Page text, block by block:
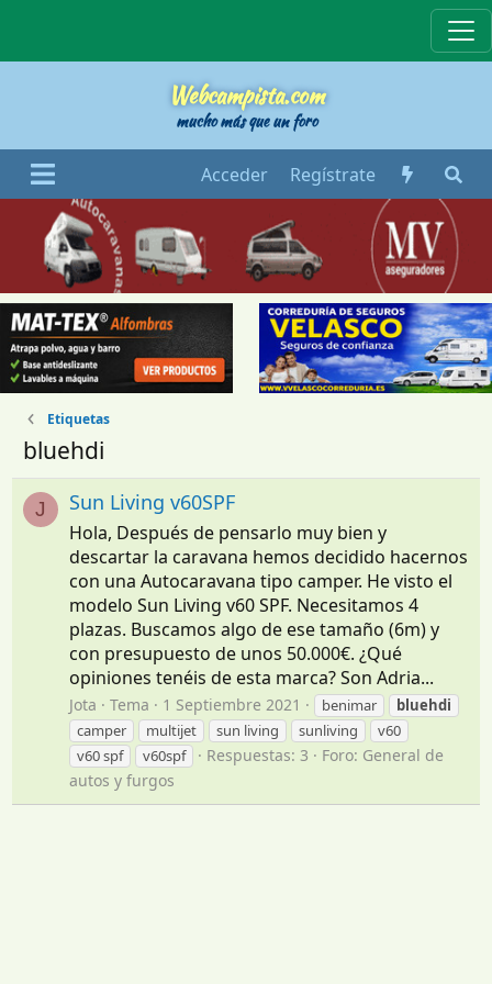
Webcampista.com
mucho más que un foro
Acceder Regístrate
Etiquetas
bluehdi
J Sun Living v60SPF
Hola, Después de pensarlo muy bien y
descartar la caravana hemos decidido hacernos
con una Autocaravana tipo camper. He visto el
modelo Sun Living v60 SPF. Necesitamos 4
plazas. Buscamos algo de ese tamaño (6m) y
con presupuesto de unos 50.000€. ¿Qué
opiniones tenéis de esta marca? Son Adria...
Jota Tema 1 Septiembre 2021 benimar
bluehdi
camper
multijet sun living sunliving
v60
v60 spf
v60spf Respuestas: 3 Foro: General de
autos y furgos